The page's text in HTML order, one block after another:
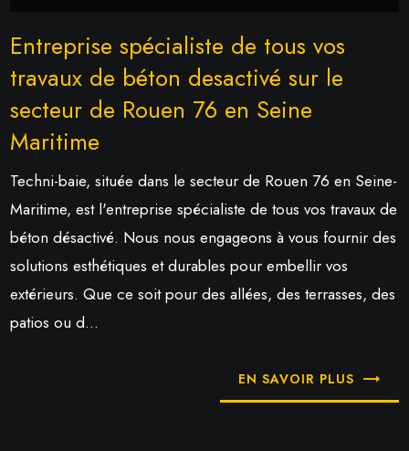
Entreprise spécialiste de tous vos
travaux de béton desactivé sur le
secteur de Rouen 76 en Seine
Maritime
Techni-baie, située dans le secteur de Rouen 76 en Seine-
Maritime, est l'entreprise spécialiste de tous vos travaux de
béton désactivé. Nous nous engageons à vous fournir des
solutions esthétiques et durables pour embellir vos
extérieurs. Que ce soit pour des allées, des terrasses, des
patios ou d...
EN SAVOIR PLUS